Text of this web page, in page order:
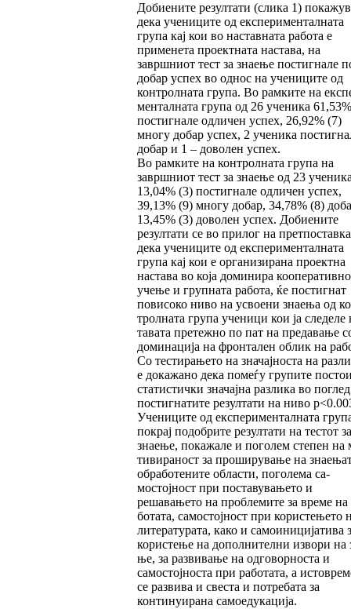
Добиените резултати (слика 1)
де­ка уче­­ниците од експерименталната
група кај кои во наставната работа е
применета проектна­та нас­та­ва, на
завршниот тест за знаење постиг­на­ле
добар успех во однос на учениците од
контрол­на­та група. Во рамките на
мен­тал­ната гру­па од 26 ученика
пос­тиг­нале одличен ус­пех, 26,92% (7)
многу до­бар успех, 2 ученика
добар и 1 – до­во­лен успех.
Во рамките на контролната група на
завршниот тест за знаење од 23
13,04% (3) пос­тиг­на­ле одличен успех,
39,13% (9) многу добар, 34,78% (8)
13,45% (3) доволен успех. Добиените
резултати се во прилог на
дека уче­­ниците од експерименталната
група кај кои е ор­ганизирана проектна
настава во која доминира
учење и групната рабо­та, ќе пос­тигнат
повисоко ниво на усвоени знаења од
тролната група ученици кои ја
та­вата претежно по пат на пре­давање
домина­ци­ја на фронтален облик на
Со тестирањето на значајноста на
е до­ка­жано дека помеѓу групите
статис­тич­ки значајна разлика во
постиг­на­ти­те резул­та­ти на ниво
Учениците од експеримен­та­лната
покрај подобрите ре­зул­тати на тес­тот за
знаење, покажале и по­го­лем степен
ти­вираност за проширување на
обра­бо­тените области, поголема са­
мостојност при пос­та­вувањето и
решавањето на проблемите за време
бо­тата, самостојност при ко­ристењето
ли­те­ратурата, како и само­ини­ци­ја­тива
користење на дополнителни из­во­ри на
ње, за разви­ва­ње на одговорноста и
самостојноста при работа­та, а
се развива и свеста и потребата за
континуирана самоедукација.